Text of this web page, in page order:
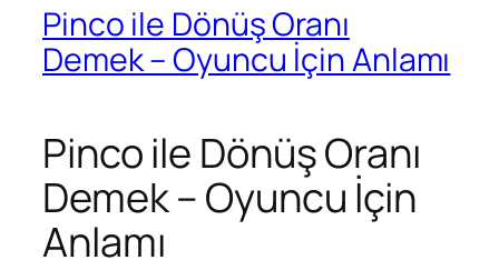
Pinco ile Dönüş Oranı
Demek – Oyuncu İçin Anlamı
Pinco ile Dönüş Oranı
Demek – Oyuncu İçin
Anlamı